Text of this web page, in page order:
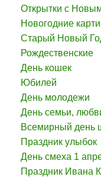
Открытки с
Новогодние
Старый Новый
Рождественские
День кошек
Юбилей
День молодежи
День семьи,
Всемирный день
Праздник улыбок
День смеха 1
Праздник Ивана